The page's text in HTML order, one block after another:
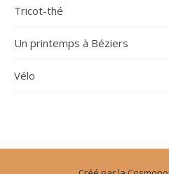
Tricot-thé
Un printemps à Béziers
Vélo